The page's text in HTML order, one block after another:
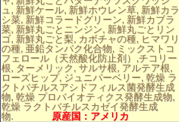
ュ, 新鮮ケール, 新鮮ホウレン草, 新鮮カラ
シ菜, 新鮮コラードグリーン, 新鮮カブラ
菜, 新鮮丸ごとニンジン, 新鮮丸ごとリン
ゴ, 新鮮丸ごと梨, カボチャの種, ヒマワリ
の種, 亜鉛タンパク化合物, ミックストコ
フェロール（天然酸化防止剤）,チコリー
根, ターメリック, サルサ根, アルテア根,
ローズヒップ, ジュニパーベリー, 乾燥 ラ
クトバチルスアシドフィルス菌発酵生成
物, 乾燥 プロバイオティクス発酵生成物,
乾燥 ラクトバチルスカゼイ発酵生成
物. 原産国：アメリカ